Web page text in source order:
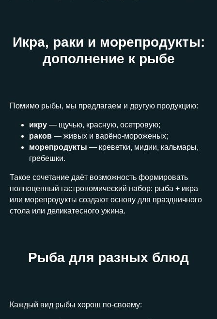
Икра, раки и морепродукты:
дополнение к рыбе
Помимо рыбы, мы предлагаем и другую продукцию:
икру — щучью, красную, осетровую;
раков — живых и варёно-мороженых;
морепродукты — креветки, мидии, кальмары,
гребешки.
Такое сочетание даёт возможность формировать
полноценный гастрономический набор: рыба + икра
или морепродукты создают основу для праздничного
стола или деликатесного ужина.
Рыба для разных блюд
Каждый вид рыбы хорош по-своему: